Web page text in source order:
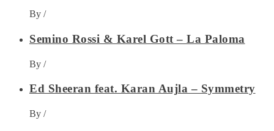
By /
Semino Rossi & Karel Gott – La Paloma
By /
Ed Sheeran feat. Karan Aujla – Symmetry
By /